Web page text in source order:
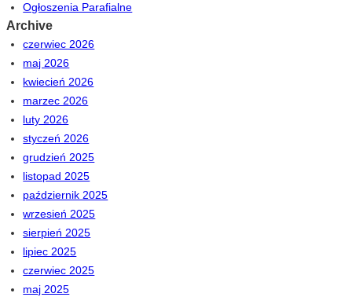
Ogłoszenia Parafialne
Archive
czerwiec 2026
maj 2026
kwiecień 2026
marzec 2026
luty 2026
styczeń 2026
grudzień 2025
listopad 2025
październik 2025
wrzesień 2025
sierpień 2025
lipiec 2025
czerwiec 2025
maj 2025